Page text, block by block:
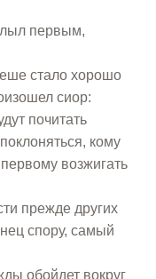
первым,
стало хорошо
сиор:
почитать
кому
возжигать
прежде других
спору, самый
обойдет вокруг